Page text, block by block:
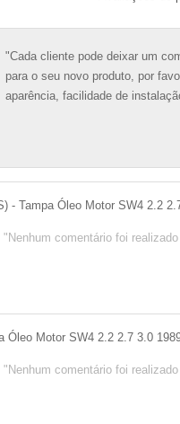
Cada cliente pode deixar um
para o seu novo produto, por
aparência, facilidade de
- Tampa Óleo Motor SW4 2.2
Nenhum comentário foi
Óleo Motor SW4 2.2 2.7 3.0
Nenhum comentário foi